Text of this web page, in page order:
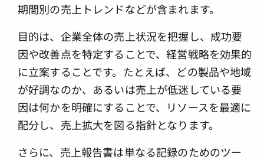
期間別の売上トレンドなどが含まれます。
目的は、企業全体の売上状況を把握し、成功要
因や改善点を特定することで、経営戦略を効果的
に立案することです。たとえば、どの製品や地域
が好調なのか、あるいは売上が低迷している要
因は何かを明確にすることで、リソースを最適に
配分し、売上拡大を図る指針となります。
さらに、売上報告書は単なる記録のためのツー